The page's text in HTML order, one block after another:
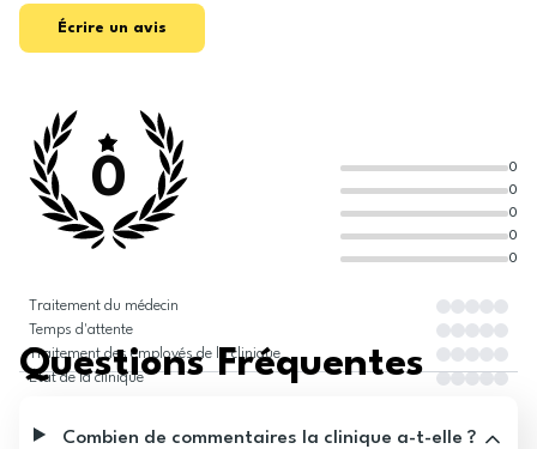
Écrire un avis
0
0
0
0
0
0
Traitement du médecin
Temps d'attente
Traitement des employés de la clinique
État de la clinique
Questions Fréquentes
Combien de commentaires la clinique a-t-elle ?